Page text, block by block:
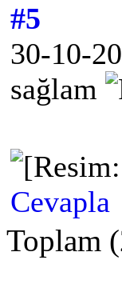
#5
30-10-
sağlam
Cevapla
Toplam